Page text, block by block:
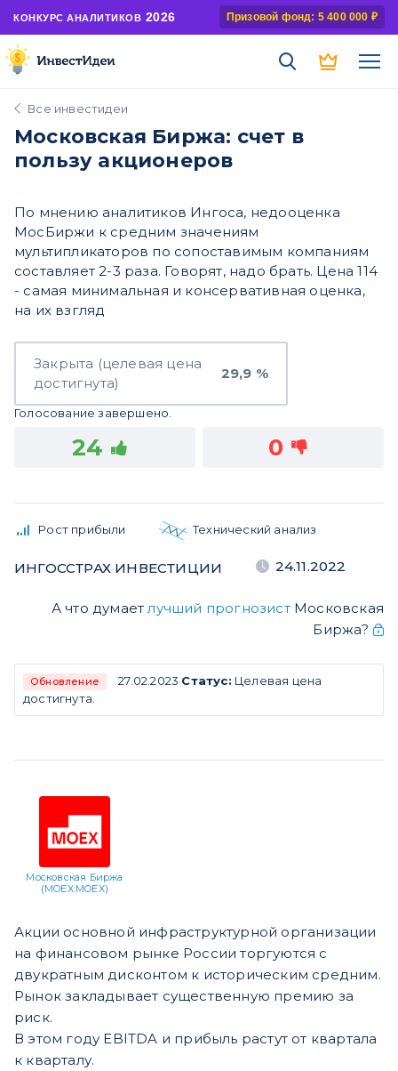
КОНКУРС АНАЛИТИКОВ 2026 Призовой фонд: 5 400 000 ₽
Все инвестидеи
Московская Биржа: счет в
пользу акционеров
По мнению аналитиков Ингоса, недооценка
МосБиржи к средним значениям
мультипликаторов по сопоставимым компаниям
составляет 2-3 раза. Говорят, надо брать. Цена 114
- самая минимальная и консервативная оценка,
на их взгляд
Закрыта (целевая цена
достигнута)
29,9 %
Голосование завершено.
24 0
Рост прибыли Технический анализ
ИНГОССТРАХ ИНВЕСТИЦИИ 24.11.2022
А что думает лучший прогнозистМосковская
Биржа?
Обновление 27.02.2023 Статус: Целевая цена
достигнута.
Московская Биржа
(MOEX:MOEX)
Акции основной инфраструктурной организации
на финансовом рынке России торгуются с
двукратным дисконтом к историческим средним.
Рынок закладывает существенную премию за
риск.
В этом году EBITDA и прибыль растут от квартала
к кварталу.